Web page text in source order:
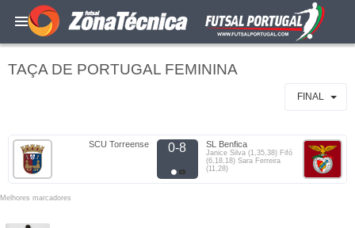
TAÇA DE PORTUGAL FEMININA
FINAL
SCU Torreense 0-8 SL Benfica
Janice Silva (1,35,38) Fifó
(6,18,18) Sara Ferreira
(11,28)
Melhores marcadores